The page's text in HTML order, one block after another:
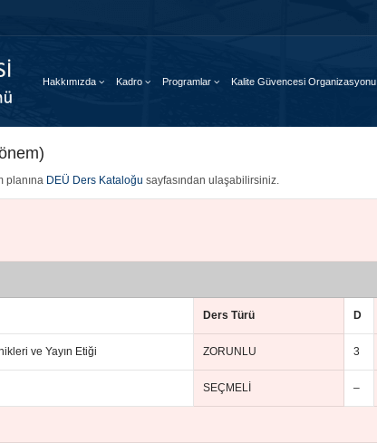
Hakkımızda Kadro Programlar Kalite Güvencesi Organizasyonu
planına DEÜ Ders Kataloğu sayfasından ulaşabilirsiniz.
Ders Türü D
ve Yayın Etiği ZORUNLU 3
SEÇMELİ –